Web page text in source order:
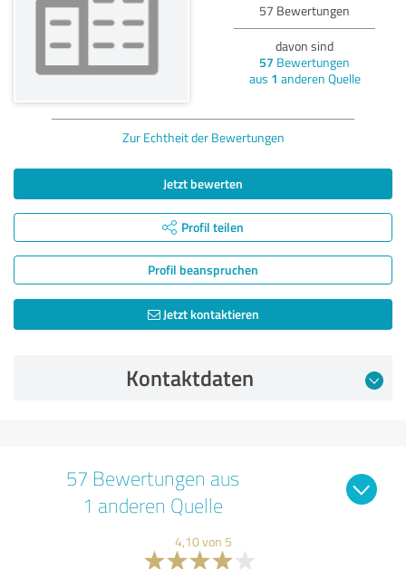
57 Bewertungen
davon sind
57 Bewertungen
aus 1 anderen Quelle
Zur Echtheit der Bewertungen
Jetzt bewerten
Profil teilen
Profil beanspruchen
Jetzt kontaktieren
Kontaktdaten
57 Bewertungen aus
1 anderen Quelle
4,10 von 5